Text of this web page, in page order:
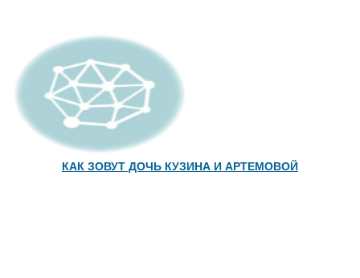
КАК ЗОВУТ ДОЧЬ КУЗИНА И АРТЕМОВОЙ